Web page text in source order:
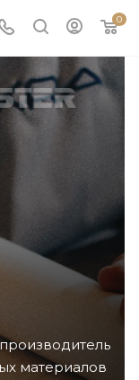
0
материалов